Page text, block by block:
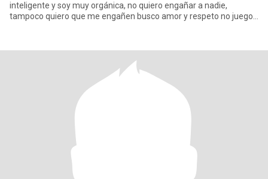
inteligente y soy muy orgánica, no quiero engañar a nadie,
tampoco quiero que me engañen busco amor y respeto no juegos